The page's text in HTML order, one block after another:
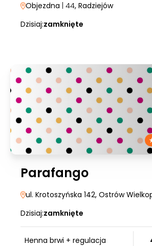
Objezdna | 44, Radziejów
Dzisiaj:zamknięte
Parafango
ul. Krotoszyńska 142, Ostrów
Dzisiaj:zamknięte
Henna brwi + regulacja